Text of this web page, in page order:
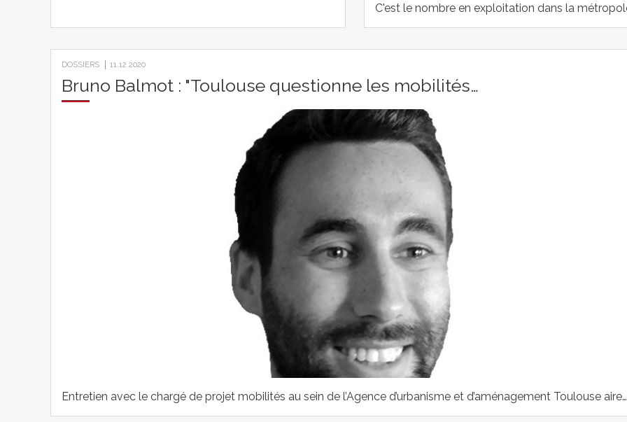
C'est le nombre en exploitation dans la
DOSSIERS 11.12.2020
Bruno Balmot : "Toulouse questionne les mobilités…
Entretien avec le chargé de projet mobilités au sein de l’Agence d’urbanisme et d’aménagement Toulouse aire…